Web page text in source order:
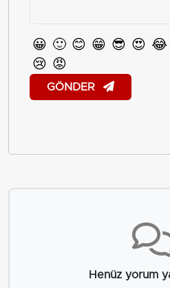
😀 🙂 😊 😁 😎 😍 😂
😢 😡
GÖNDER
Henüz yorum